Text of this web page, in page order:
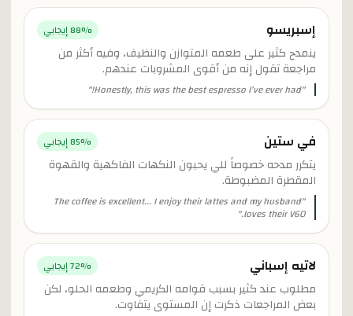
إسبريسو 88% إيجابي
ينمدح كثير على طعمه المتوازن والنظيف، وفيه أكثر من
مراجعة تقول إنه من أقوى المشروبات عندهم.
"
Honestly, this was the best espresso I’ve ever had!
"
في ستين 85% إيجابي
يتكرر مدحه خصوصاً للي يحبون النكهات الفاكهية والقهوة
المقطرة المضبوطة.
"
The coffee is excellent... I enjoy their lattes and my husband
loves their V60.
"
لاتيه إسباني 72% إيجابي
مطلوب عند كثير بسبب قوامه الكريمي وطعمه الحلو، لكن
بعض المراجعات ذكرت إن المستوى يتفاوت.